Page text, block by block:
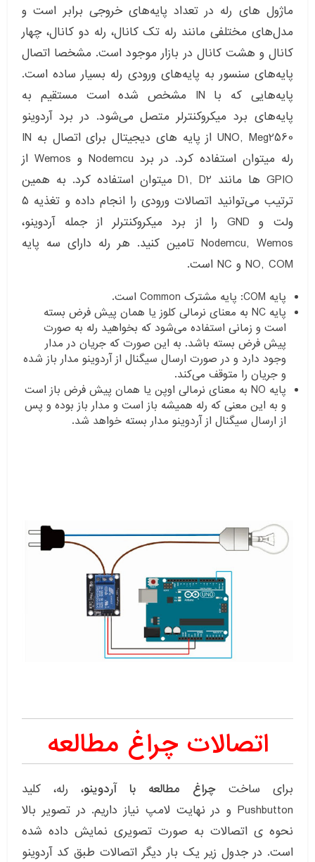
ماژول های رله در تعداد پایه‌های خروجی برابر است و
مدل‌های مختلفی مانند رله تک کانال، رله دو کانال، چهار
کانال و هشت کانال در بازار موجود است. مشخصا اتصال
پایه‌های سنسور به پایه‌های ورودی رله بسیار ساده است.
پایه‌هایی که با IN مشخص شده است مستقیم به
پایه‌های برد میکروکنترلر متصل می‌شود. در برد آردوینو
UNO, Meg2560 از پایه های دیجیتال برای اتصال به IN
رله میتوان استفاده کرد. در برد Nodemcu و Wemos از
GPIO ها مانند D1, D2 میتوان استفاده کرد. به همین
ترتیب می‌توانید اتصالات ورودی را انجام داده و تغذیه ۵
ولت و GND را از برد میکروکنترلر از جمله آردوینو،
Nodemcu, Wemos تامین کنید. هر رله دارای سه پایه
NO, COM و NC است.
پایه COM: پایه مشترک Common است.
پایه NC به معنای نرمالی کلوز یا همان پیش فرض بسته
است و زمانی استفاده می‌شود که بخواهید رله به صورت
پیش فرض بسته باشد. به این صورت که جریان در مدار
وجود دارد و در صورت ارسال سیگنال از آردوینو مدار باز شده
و جریان را متوقف می‌کند.
پایه NO به معنای نرمالی اوپن یا همان پیش فرض باز است
و به این معنی که رله همیشه باز است و مدار باز بوده و پس
از ارسال سیگنال از آردوینو مدار بسته خواهد شد.
اتصالات چراغ مطالعه
برای ساختچراغ مطالعه با آردوینو، رله، کلید
Pushbutton و در نهایت لامپ نیاز داریم. در تصویر بالا
نحوه ی اتصالات به صورت تصویری نمایش داده شده
است. در جدول زیر یک بار دیگر اتصالات طبق کد آردوینو